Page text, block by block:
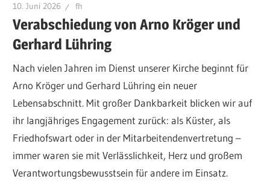
10. Juni 2026 fh
Verabschiedung von Arno Kröger und
Gerhard Lühring
Nach vielen Jahren im Dienst unserer Kirche beginnt für
Arno Kröger und Gerhard Lühring ein neuer
Lebensabschnitt. Mit großer Dankbarkeit blicken wir auf
ihr langjähriges Engagement zurück: als Küster, als
Friedhofswart oder in der Mitarbeitendenvertretung –
immer waren sie mit Verlässlichkeit, Herz und großem
Verantwortungsbewusstsein für andere im Einsatz.